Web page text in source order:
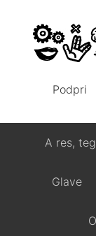
Podpri
A res,
Glave